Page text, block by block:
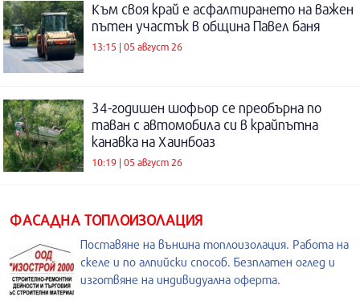
Към своя край е асфалтирането на важен
пътен участък в община Павел баня
13:15 | 05 август 26
34-годишен шофьор се преобърна по
таван с автомобила си в крайпътна
канавка на Хаинбоаз
10:19 | 05 август 26
ФАСАДНА ТОПЛОИЗОЛАЦИЯ
Поставяне на външна топлоизолация. Работа на
скеле и по алпийски способ. Безплатен оглед и
изготвяне на индивидуална оферта.